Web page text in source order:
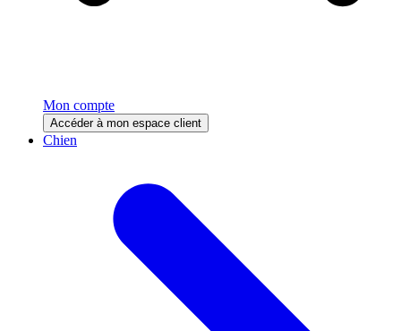
Mon compte
Accéder à mon espace client
Chien